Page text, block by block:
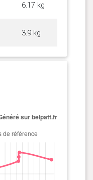
6.17 kg
3.9 kg